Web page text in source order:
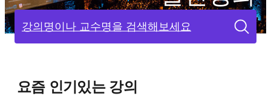
강의명이나 교수명을 검색해보세요
요즘 인기있는 강의